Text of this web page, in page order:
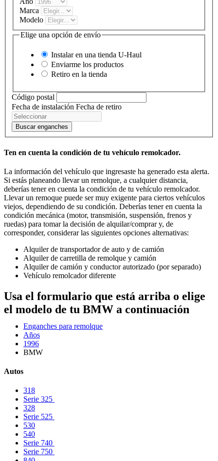
Marca
Modelo
Elige una opción de envío
Instalar en una tienda U-Haul
Enviarme los productos
Retiro en la tienda
Código postal
Fecha de instalación Fecha de retiro
Buscar enganches
Ten en cuenta la condición de tu vehículo remolcador.
La información del vehículo que ingresaste ha generado esta alerta.
Si estás planeando llevar un remolque, a cualquier distancia,
deberías tener en cuenta la condición de tu vehículo remolcador.
Llevar un remoque puede ser muy exigente para ciertos vehículos
viejos, dependiendo de su condición. Deberías tener en cuenta la
condición mecánica (motor, transmisión, suspensión, frenos y
ruedas) para tomar la decisión de alquilar/comprar y, de
corresponder, considerar las siguientes opciones alternativas:
Alquiler de transportador de auto y de camión
Alquiler de carretilla de remolque y camión
Alquiler de camión y conductor autorizado (por separado)
Vehículo remolcador diferente
Usa el formulario que está arriba o elige
el modelo de tu BMW a continuación
Enganches para remolque
Años
1996
BMW
Autos
318
Serie 325
328
Serie 525
530
540
Serie 740
Serie 750